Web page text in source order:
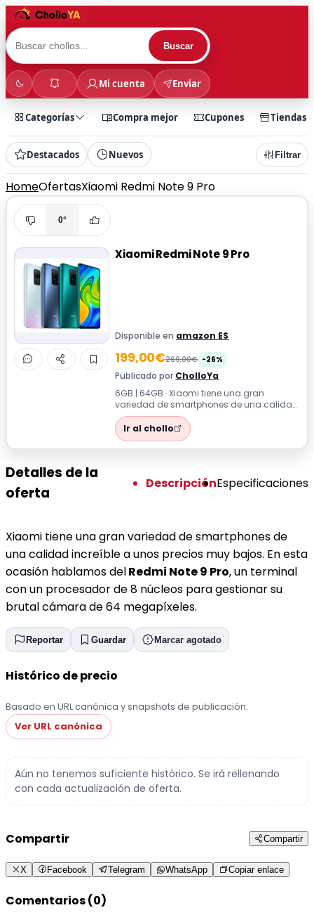
Buscar
Mi cuenta Enviar
Categorías Compra mejor Cupones Tiendas
Destacados Nuevos Filtrar
HomeOfertasXiaomi Redmi Note 9 Pro
0°
Xiaomi Redmi Note 9 Pro
Disponible en amazon ES
199,00€269,00€ -26%
Publicado por CholloYa
6GB | 64GB · Xiaomi tiene una gran
variedad de smartphones de una calidad
increíble a unos precios muy bajos. En
esta...
Ir al chollo
Detalles de la
oferta
DescripciónEspecificaciones
Xiaomi tiene una gran variedad de smartphones de
una calidad increíble a unos precios muy bajos. En esta
ocasión hablamos delRedmi Note 9 Pro, un terminal
con un procesador de 8 núcleos para gestionar su
brutal cámara de 64 megapíxeles.
Reportar Guardar Marcar agotado
Histórico de precio
Basado en URL canónica y snapshots de publicación.
Ver URL canónica
Aún no tenemos suficiente histórico. Se irá rellenando
con cada actualización de oferta.
Compartir Compartir
X Facebook Telegram WhatsApp Copiar enlace
Comentarios (0)